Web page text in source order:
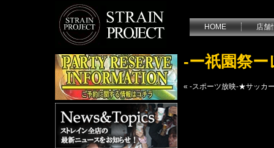
HOME 店舗
-ー祇園祭
« -スポーツ放映-★サッカ